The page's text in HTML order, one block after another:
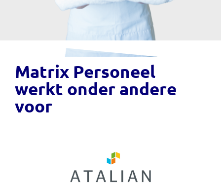
Matrix Personeel
werkt onder andere
voor